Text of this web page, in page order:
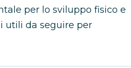
per lo sviluppo fisico e
utili da seguire per